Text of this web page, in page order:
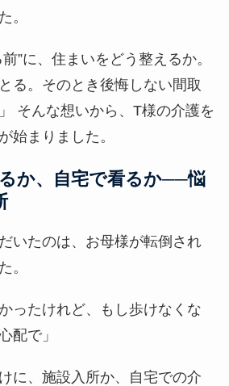
。
”に、住まいをどう整えるか。
る。そのとき後悔しない間取
そんな想いから、T様の介護を
始まりました。
か、自宅で看るか──悩
いたのは、お母様が転倒され
。
ったけれど、もし歩けなくな
配で」
に、施設入所か、自宅での介